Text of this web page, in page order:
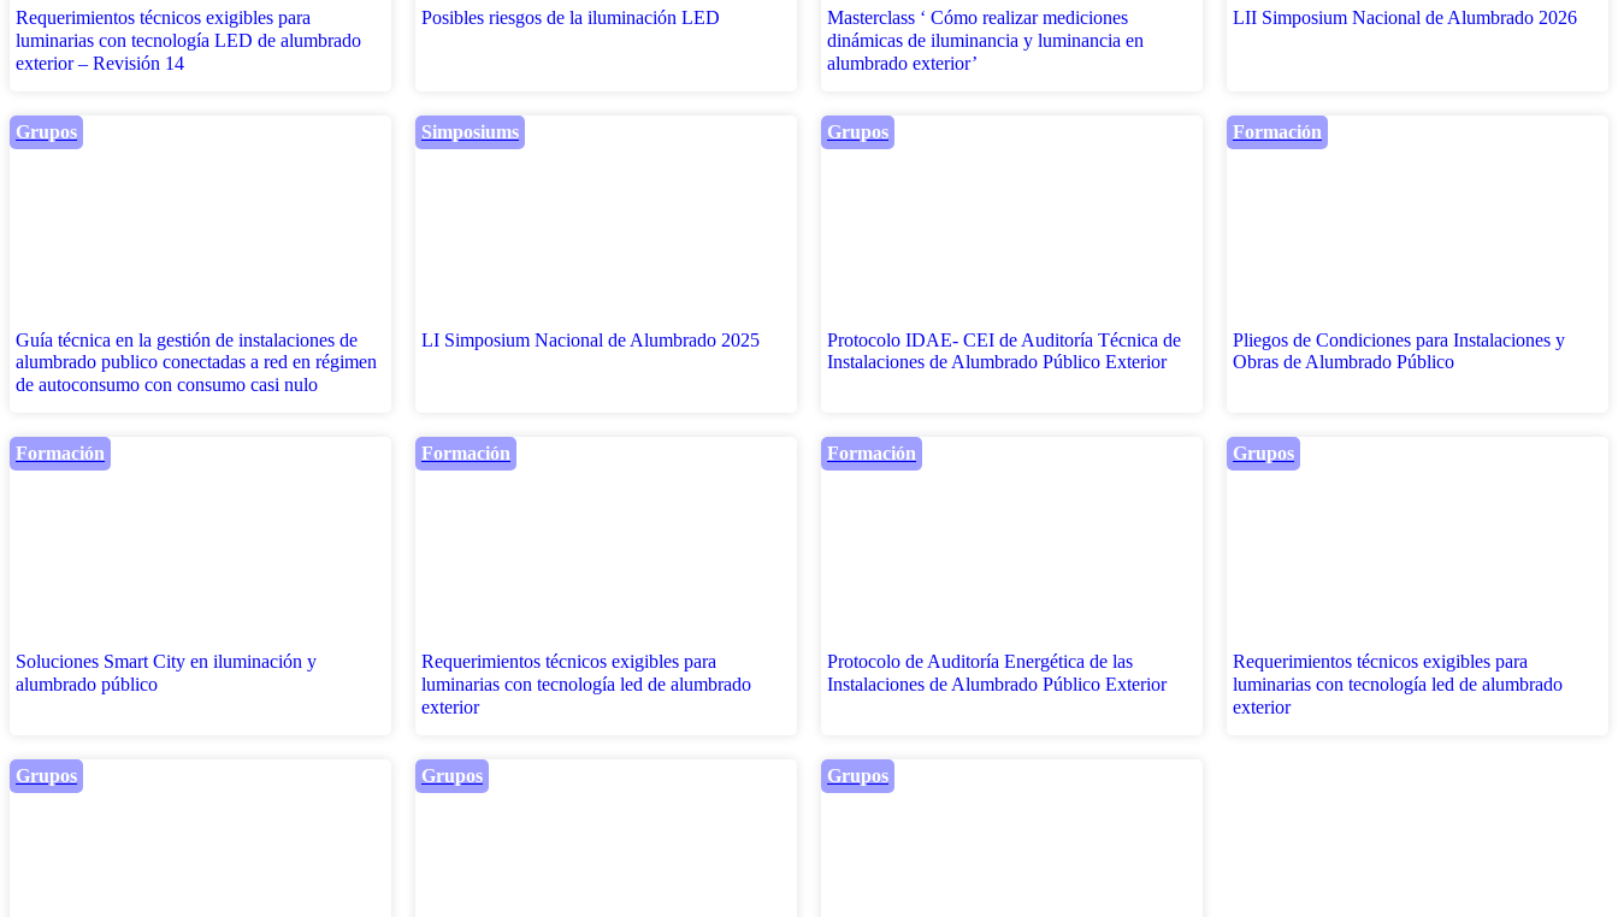
Requerimientos técnicos exigibles para
luminarias con tecnología LED de alumbrado
exterior – Revisión 14
Posibles riesgos de la iluminación LED
Masterclass ‘ Cómo realizar mediciones
dinámicas de iluminancia y luminancia en
alumbrado exterior’
LII Simposium Nacional de Alumbrado 2026
Grupos
Guía técnica en la gestión de instalaciones de
alumbrado publico conectadas a red en régimen
de autoconsumo con consumo casi nulo
Simposiums
LI Simposium Nacional de Alumbrado 2025
Grupos
Protocolo IDAE- CEI de Auditoría Técnica de
Instalaciones de Alumbrado Público Exterior
Formación
Pliegos de Condiciones para Instalaciones y
Obras de Alumbrado Público
Formación
Soluciones Smart City en iluminación y
alumbrado público
Formación
Requerimientos técnicos exigibles para
luminarias con tecnología led de alumbrado
exterior
Formación
Protocolo de Auditoría Energética de las
Instalaciones de Alumbrado Público Exterior
Grupos
Requerimientos técnicos exigibles para
luminarias con tecnología led de alumbrado
exterior
Grupos Grupos Grupos